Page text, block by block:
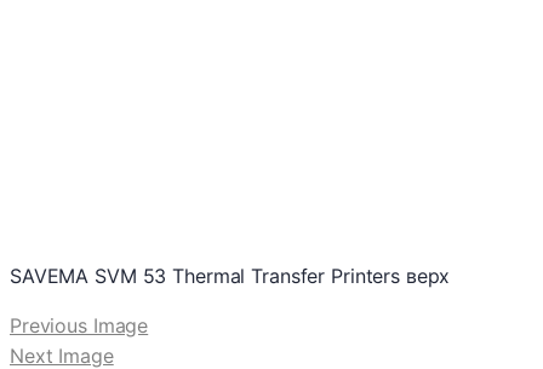
SAVEMA SVM 53 Thermal Transfer Printers верх
Previous Image
Next Image